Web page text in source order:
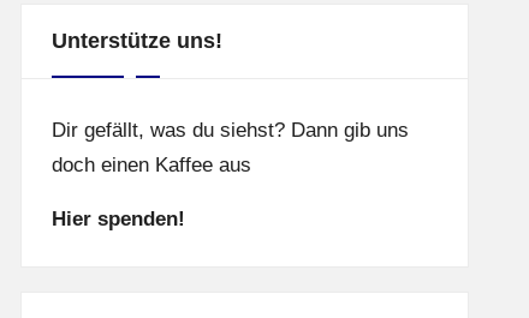
Unterstütze uns!
Dir gefällt, was du siehst? Dann gib uns
doch einen Kaffee aus
Hier spenden!